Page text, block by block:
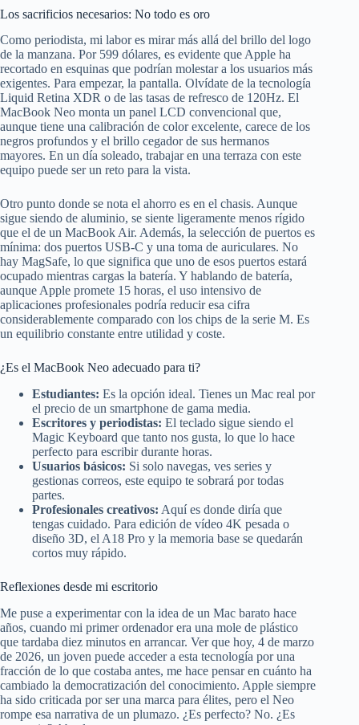
Los sacrificios necesarios: No todo es oro
Como periodista, mi labor es mirar más allá del brillo del logo
de la manzana. Por 599 dólares, es evidente que Apple ha
recortado en esquinas que podrían molestar a los usuarios más
exigentes. Para empezar, la pantalla. Olvídate de la tecnología
Liquid Retina XDR o de las tasas de refresco de 120Hz. El
MacBook Neo monta un panel LCD convencional que,
aunque tiene una calibración de color excelente, carece de los
negros profundos y el brillo cegador de sus hermanos
mayores. En un día soleado, trabajar en una terraza con este
equipo puede ser un reto para la vista.
Otro punto donde se nota el ahorro es en el chasis. Aunque
sigue siendo de aluminio, se siente ligeramente menos rígido
que el de un MacBook Air. Además, la selección de puertos es
mínima: dos puertos USB-C y una toma de auriculares. No
hay MagSafe, lo que significa que uno de esos puertos estará
ocupado mientras cargas la batería. Y hablando de batería,
aunque Apple promete 15 horas, el uso intensivo de
aplicaciones profesionales podría reducir esa cifra
considerablemente comparado con los chips de la serie M. Es
un equilibrio constante entre utilidad y coste.
¿Es el MacBook Neo adecuado para ti?
Estudiantes: Es la opción ideal. Tienes un Mac real por
el precio de un smartphone de gama media.
Escritores y periodistas: El teclado sigue siendo el
Magic Keyboard que tanto nos gusta, lo que lo hace
perfecto para escribir durante horas.
Usuarios básicos: Si solo navegas, ves series y
gestionas correos, este equipo te sobrará por todas
partes.
Profesionales creativos: Aquí es donde diría que
tengas cuidado. Para edición de vídeo 4K pesada o
diseño 3D, el A18 Pro y la memoria base se quedarán
cortos muy rápido.
Reflexiones desde mi escritorio
Me puse a experimentar con la idea de un Mac barato hace
años, cuando mi primer ordenador era una mole de plástico
que tardaba diez minutos en arrancar. Ver que hoy, 4 de marzo
de 2026, un joven puede acceder a esta tecnología por una
fracción de lo que costaba antes, me hace pensar en cuánto ha
cambiado la democratización del conocimiento. Apple siempre
ha sido criticada por ser una marca para élites, pero el Neo
rompe esa narrativa de un plumazo. ¿Es perfecto? No. ¿Es